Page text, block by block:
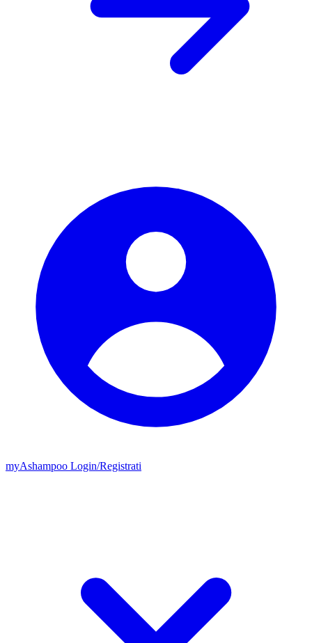
myAshampoo Login/Registrati